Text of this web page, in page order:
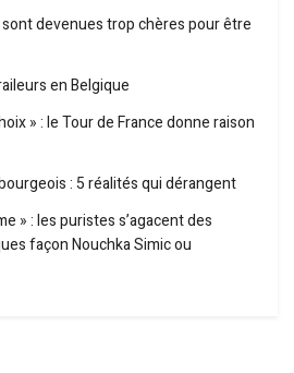
devenues trop chères pour être
en Belgique
» : le Tour de France donne raison
: 5 réalités qui dérangent
» : les puristes s’agacent des
façon Nouchka Simic ou